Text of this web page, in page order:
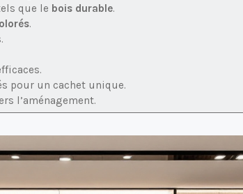
que le bois durable.
.
pour un cachet unique.
l’aménagement.